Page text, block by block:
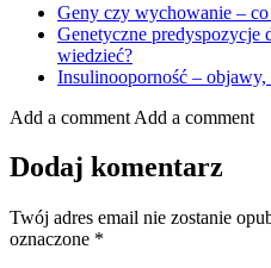
Geny czy wychowanie – co
Genetyczne predyspozycje
wiedzieć?
Insulinooporność –
Add a comment Add a comment
Dodaj komentarz
Twój adres email nie zostanie
oznaczone *